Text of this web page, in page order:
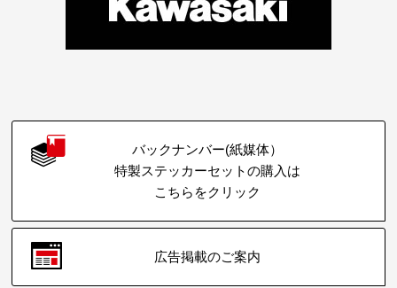
バックナンバー(紙媒体）
特製ステッカーセットの購入は
こちらをクリック
広告掲載のご案内